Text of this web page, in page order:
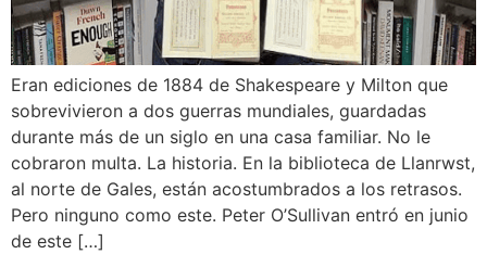
Eran ediciones de 1884 de Shakespeare y Milton que
sobrevivieron a dos guerras mundiales, guardadas
durante más de un siglo en una casa familiar. No le
cobraron multa. La historia. En la biblioteca de Llanrwst,
al norte de Gales, están acostumbrados a los retrasos.
Pero ninguno como este. Peter O’Sullivan entró en junio
de este […]